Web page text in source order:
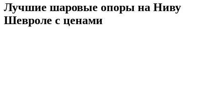
Лучшие шаровые опоры на Ниву
Шевроле с ценами